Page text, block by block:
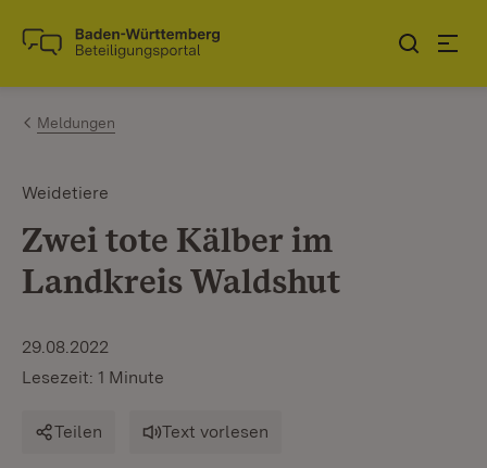
Zum Inhalt springen
Link zur Startseite
Meldungen
Weidetiere
Zwei tote Kälber im
Landkreis Waldshut
29.08.2022
Lesezeit: 1 Minute
Teilen Text vorlesen